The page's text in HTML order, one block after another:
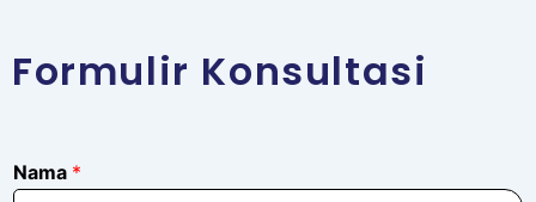
Formulir Konsultasi
N
a
Nama *